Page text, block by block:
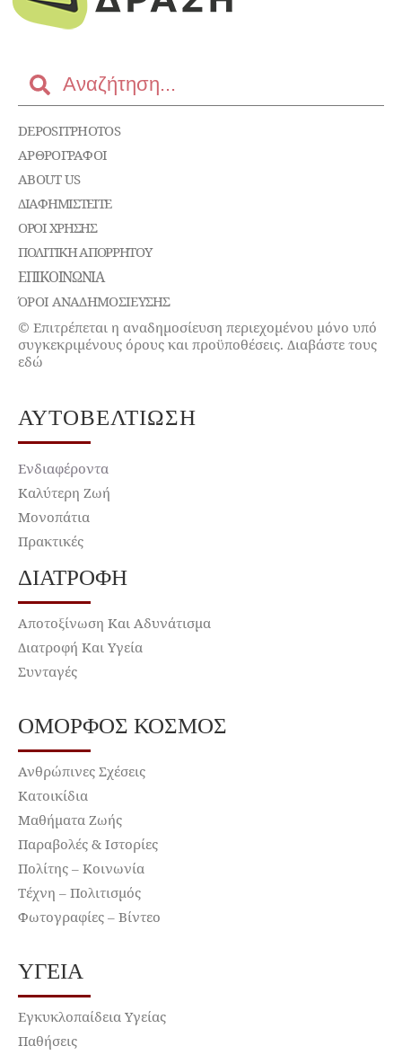
DEPOSITPHOTOS
ΑΡΘΡΟΓΡΑΦΟΙ
ABOUT US
ΔΙΑΦΗΜΙΣΤΕΊΤΕ
ΌΡΟΙ ΧΡΉΣΗΣ
ΠΟΛΙΤΙΚΉ ΑΠΟΡΡΉΤΟΥ
ΕΠΙΚΟΙΝΩΝΊΑ
ΌΡΟΙ ΑΝΑΔΗΜΟΣΙΕΥΣΗΣ
© Επιτρέπεται η αναδημοσίευση περιεχομένου μόνο υπό
συγκεκριμένους όρους και προϋποθέσεις. Διαβάστε τους
εδώ
ΑΥΤΟΒΕΛΤΊΩΣΗ
Ενδιαφέροντα
Καλύτερη Ζωή
Μονοπάτια
Πρακτικές
ΔΙΑΤΡΟΦΉ
Αποτοξίνωση Και Αδυνάτισμα
Διατροφή Και Υγεία
Συνταγές
ΌΜΟΡΦΟΣ ΚΌΣΜΟΣ
Ανθρώπινες Σχέσεις
Κατοικίδια
Μαθήματα Ζωής
Παραβολές & Ιστορίες
Πολίτης – Κοινωνία
Τέχνη – Πολιτισμός
Φωτογραφίες – Βίντεο
ΥΓΕΊΑ
Εγκυκλοπαίδεια Υγείας
Παθήσεις